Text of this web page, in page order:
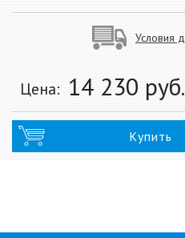
Условия
Цена: 14 230 руб.
Купить